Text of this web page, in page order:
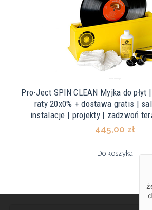
Pro-Ject SPIN CLEAN Myjka do płyt
raty 20x0% + dostawa gratis |
instalacje | projekty | zadzwoń
445,00 zł
Do koszyka